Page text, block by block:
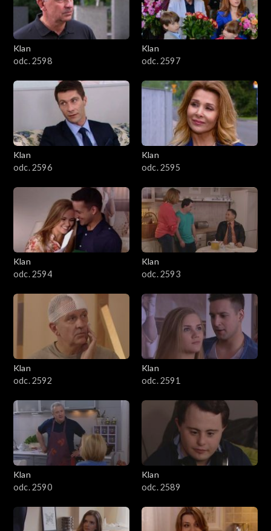
4201–4300
4101–4200
3901–4000
3801–3900
3701–3800
3501–3600
3401–3500
3201–3300
3101–3200
3001–3100
2901–3000
2801–2900
2701–2800
2501–2600
Klan
odc. 2598
Klan
odc. 2597
Klan
odc. 2596
Klan
odc. 2595
Klan
odc. 2594
Klan
odc. 2593
Klan
odc. 2592
Klan
odc. 2591
Klan
odc. 2590
Klan
odc. 2589